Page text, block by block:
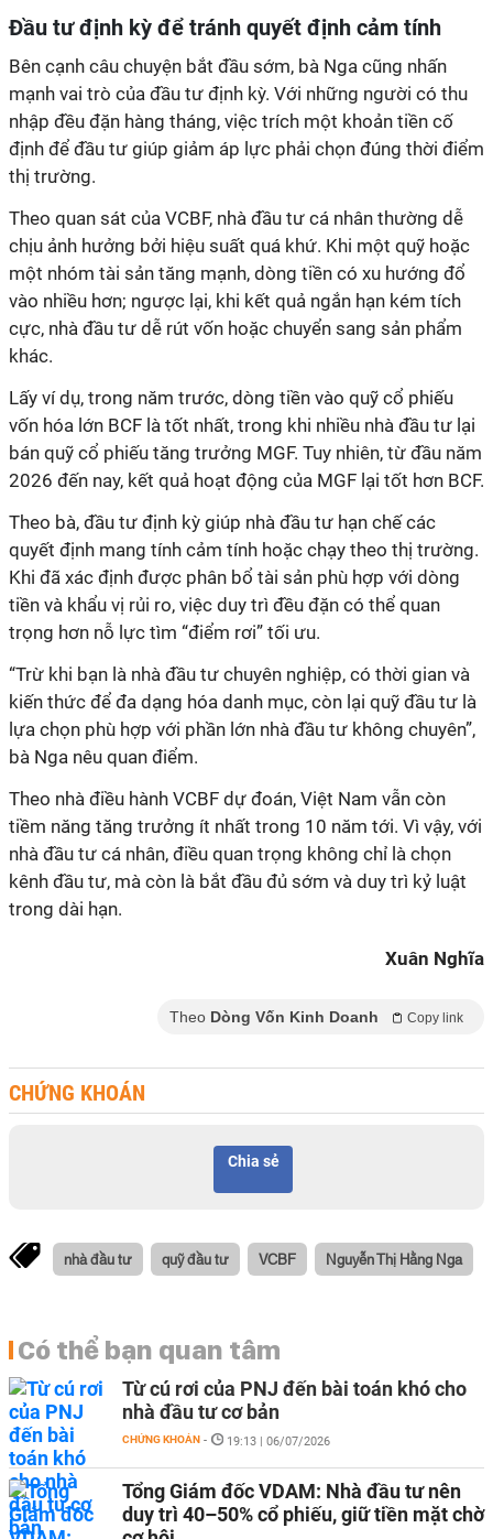
Đầu tư định kỳ để tránh quyết định cảm tính
Bên cạnh câu chuyện bắt đầu sớm, bà Nga cũng nhấn
mạnh vai trò của đầu tư định kỳ. Với những người có thu
nhập đều đặn hàng tháng, việc trích một khoản tiền cố
định để đầu tư giúp giảm áp lực phải chọn đúng thời điểm
thị trường.
Theo quan sát của VCBF, nhà đầu tư cá nhân thường dễ
chịu ảnh hưởng bởi hiệu suất quá khứ. Khi một quỹ hoặc
một nhóm tài sản tăng mạnh, dòng tiền có xu hướng đổ
vào nhiều hơn; ngược lại, khi kết quả ngắn hạn kém tích
cực, nhà đầu tư dễ rút vốn hoặc chuyển sang sản phẩm
khác.
Lấy ví dụ, trong năm trước, dòng tiền vào quỹ cổ phiếu
vốn hóa lớn BCF là tốt nhất, trong khi nhiều nhà đầu tư lại
bán quỹ cổ phiếu tăng trưởng MGF. Tuy nhiên, từ đầu năm
2026 đến nay, kết quả hoạt động của MGF lại tốt hơn BCF.
Theo bà, đầu tư định kỳ giúp nhà đầu tư hạn chế các
quyết định mang tính cảm tính hoặc chạy theo thị trường.
Khi đã xác định được phân bổ tài sản phù hợp với dòng
tiền và khẩu vị rủi ro, việc duy trì đều đặn có thể quan
trọng hơn nỗ lực tìm “điểm rơi” tối ưu.
“Trừ khi bạn là nhà đầu tư chuyên nghiệp, có thời gian và
kiến thức để đa dạng hóa danh mục, còn lại quỹ đầu tư là
lựa chọn phù hợp với phần lớn nhà đầu tư không chuyên”,
bà Nga nêu quan điểm.
Theo nhà điều hành VCBF dự đoán, Việt Nam vẫn còn
tiềm năng tăng trưởng ít nhất trong 10 năm tới. Vì vậy, với
nhà đầu tư cá nhân, điều quan trọng không chỉ là chọn
kênh đầu tư, mà còn là bắt đầu đủ sớm và duy trì kỷ luật
trong dài hạn.
Xuân Nghĩa
Theo Dòng Vốn Kinh Doanh Copy link
CHỨNG KHOÁN
Chia sẻ
nhà đầu tư quỹ đầu tư VCBF Nguyễn Thị Hằng Nga
Có thể bạn quan tâm
Từ cú rơi của PNJ đến bài toán khó cho
nhà đầu tư cơ bản
CHỨNG KHOÁN - 19:13 | 06/07/2026
Tổng Giám đốc VDAM: Nhà đầu tư nên
duy trì 40–50% cổ phiếu, giữ tiền mặt chờ